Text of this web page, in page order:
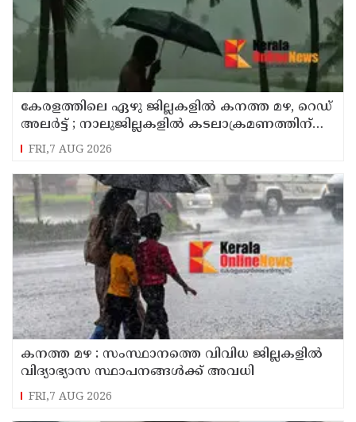
കേരളത്തിലെ ഏഴു ജില്ലകളിൽ കനത്ത മഴ, റെഡ്
അലർട്ട് ; നാലുജില്ലകളിൽ കടലാക്രമണത്തിന്
സാധ്യത
FRI,7 AUG 2026
കനത്ത മഴ : സംസ്ഥാനത്തെ വിവിധ ജില്ലകളിൽ
വിദ്യാഭ്യാസ സ്ഥാപനങ്ങൾക്ക് അവധി
FRI,7 AUG 2026